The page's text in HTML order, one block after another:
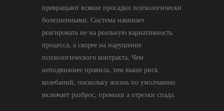
превращают всякие просадки психологически
болезненными. Система начинает
реагировать не на реальную вариативность
процесса, а скорее на нарушение
психологического контракта. Чем
неподвижнее правила, тем выше риск
колебаний, поскольку жизнь по умолчанию
включает разброс, промахи а отрезки спада.